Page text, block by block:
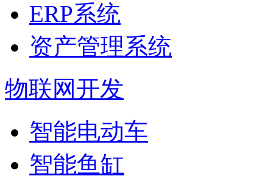
ERP系统
资产管理系统
物联网开发
智能电动车
智能鱼缸